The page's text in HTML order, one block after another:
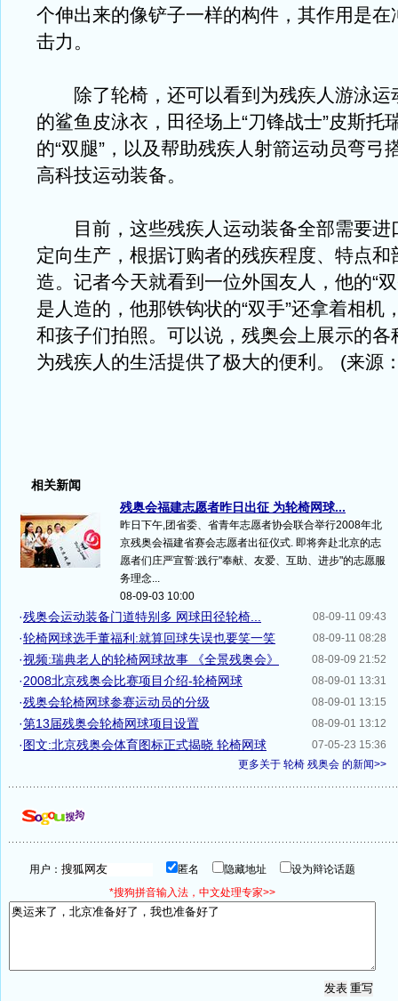
个伸出来的像铲子一样的构件，其作用是在
击力。
除了轮椅，还可以看到为残疾人游泳运
的鲨鱼皮泳衣，田径场上“刀锋战士”皮斯托
的“双腿”，以及帮助残疾人射箭运动员弯弓
高科技运动装备。
目前，这些残疾人运动装备全部需要进
定向生产，根据订购者的残疾程度、特点和
造。记者今天就看到一位外国友人，他的“双
是人造的，他那铁钩状的“双手”还拿着相机
和孩子们拍照。可以说，残奥会上展示的各
为残疾人的生活提供了极大的便利。 (来源
相关新闻
残奥会福建志愿者昨日出征 为轮椅网球...
昨日下午,团省委、省青年志愿者协会联合举行2008年北
京残奥会福建省赛会志愿者出征仪式. 即将奔赴北京的志
愿者们庄严宣誓:践行"奉献、友爱、互助、进步"的志愿服
务理念...
08-09-03 10:00
08-09-11 09:43
·残奥会运动装备门道特别多 网球田径轮椅...
08-09-11 08:28
·轮椅网球选手董福利:就算回球失误也要笑一笑
08-09-09 21:52
·视频:瑞典老人的轮椅网球故事 《全景残奥会》
08-09-01 13:31
·2008北京残奥会比赛项目介绍-轮椅网球
08-09-01 13:15
·残奥会轮椅网球参赛运动员的分级
08-09-01 13:12
·第13届残奥会轮椅网球项目设置
07-05-23 15:36
·图文:北京残奥会体育图标正式揭晓 轮椅网球
更多关于 轮椅 残奥会 的新闻>>
用户： 匿名 隐藏地址
设为辩论话题
*搜狗拼音输入法，中文处理专家>>